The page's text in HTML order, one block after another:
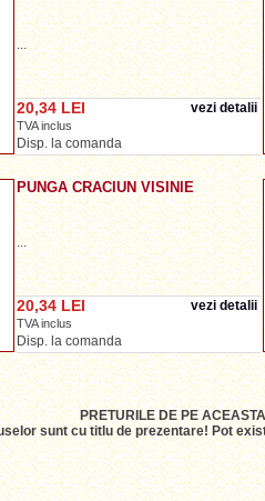
...
20,34 LEI
TVA inclus
Disp. la comanda
vezi detalii
PUNGA CRACIUN VISINIE
...
20,34 LEI
TVA inclus
Disp. la comanda
vezi detalii
PRETURILE DE PE
sunt cu titlu de prezentare! Pot